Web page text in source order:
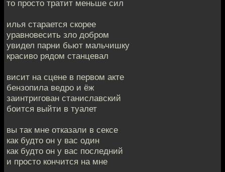
то просто тратит меньше сил
илья старается скорее
уравновесить зло добром
увидел парни бьют мальчишку
красиво рядом станцевал
висит на сцене в первом акте
бензопила ведро и ёж
заинтригован станиславский
боится выйти в туалет
вы так мне отказали в сексе
как будто он у вас один
как будто он у вас последний
и просто кончится на мне